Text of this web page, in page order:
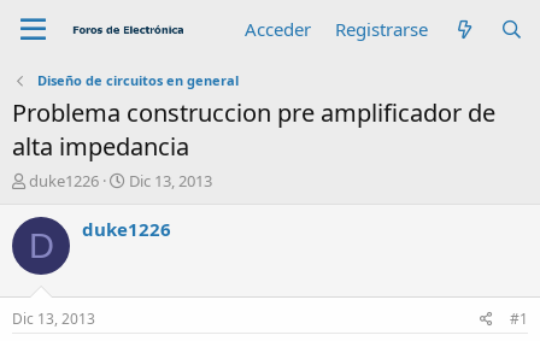
Acceder Registrarse
Diseño de circuitos en general
Problema construccion pre amplificador de
alta impedancia
A
t
r
duke1226
F
c
Dic 13, 2013
D duke1226
Dic 13, 2013 #1